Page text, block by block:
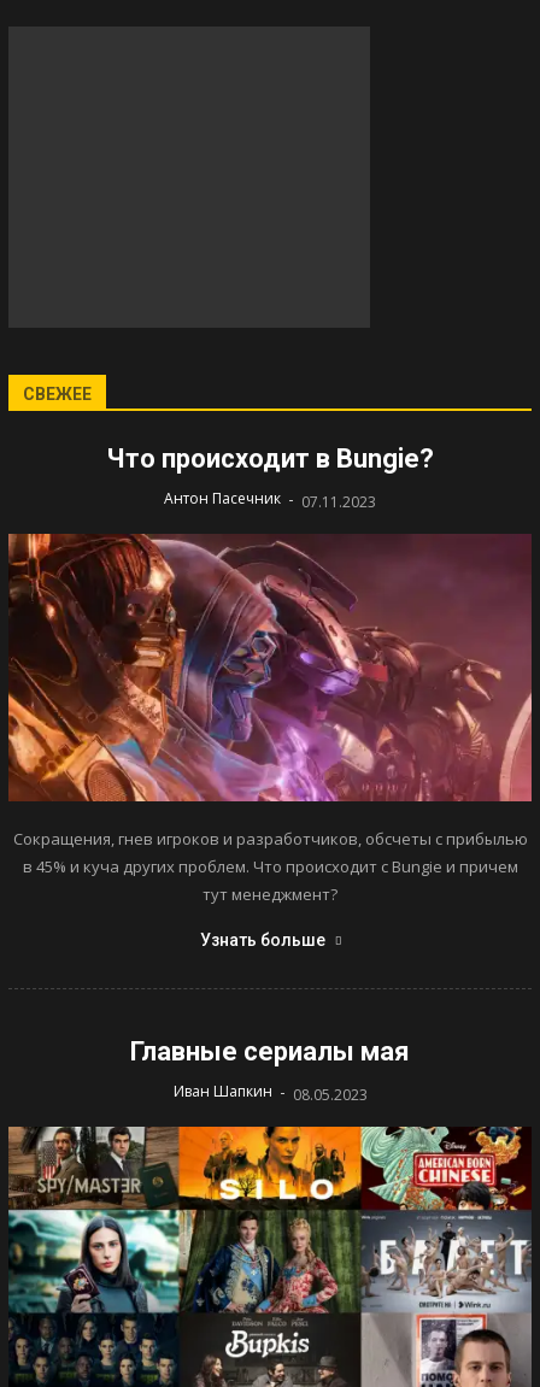
СВЕЖЕЕ
Что происходит в Bungie?
Антон Пасечник - 07.11.2023
Сокращения, гнев игроков и разработчиков, обсчеты с прибылью
в 45% и куча других проблем. Что происходит с Bungie и причем
тут менеджмент?
Узнать больше
Главные сериалы мая
Иван Шапкин - 08.05.2023